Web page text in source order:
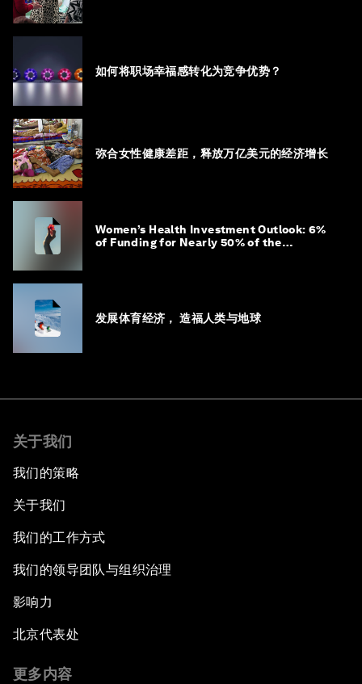
如何将职场幸福感转化为竞争优势？
弥合女性健康差距，释放万亿美元的经济增长
Women’s Health Investment Outlook: 6%
of Funding for Nearly 50% of the
发展体育经济， 造福人类与地球
关于我们
我们的策略
关于我们
我们的工作方式
我们的领导团队与组织治理
影响力
北京代表处
更多内容